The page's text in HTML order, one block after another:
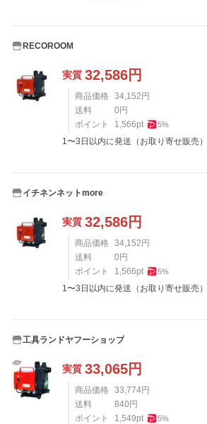
RECOROOM
実質 32,586円
商品価格 34,152 円
送料
0 円
ポイント
1,566pt 5%
1〜3日以内に発送（お取り寄せ販売
イチネンネットmore
実質 32,586円
商品価格 34,152 円
送料
0 円
ポイント
1,566pt 5%
1〜3日以内に発送（お取り寄せ販売
工具ランドヤフーショップ
実質 33,065円
商品価格 33,774円
送料
840 円
ポイント
1,549pt 5%